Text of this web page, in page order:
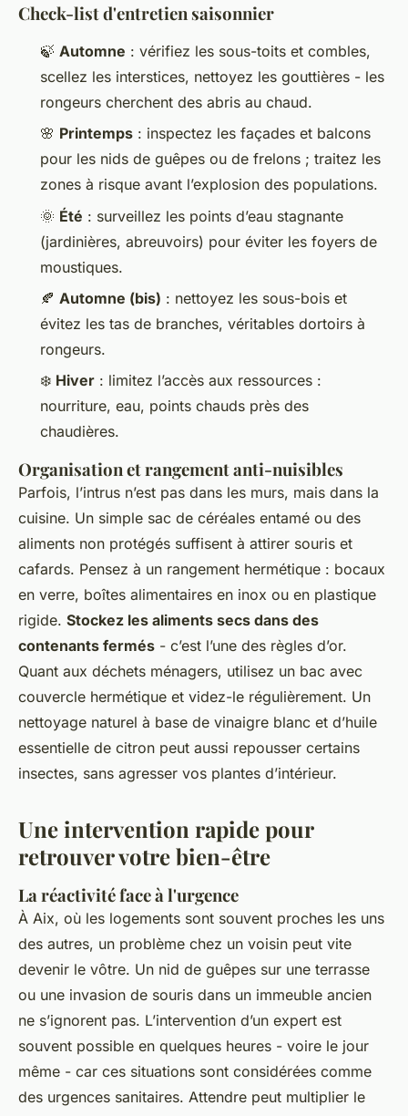
Check-list d'entretien saisonnier
🍃 Automne : vérifiez les sous-toits et combles,
scellez les interstices, nettoyez les gouttières - les
rongeurs cherchent des abris au chaud.
🌸 Printemps : inspectez les façades et balcons
pour les nids de guêpes ou de frelons ; traitez les
zones à risque avant l’explosion des populations.
🌞 Été : surveillez les points d’eau stagnante
(jardinières, abreuvoirs) pour éviter les foyers de
moustiques.
🍂 Automne (bis) : nettoyez les sous-bois et
évitez les tas de branches, véritables dortoirs à
rongeurs.
❄️ Hiver : limitez l’accès aux ressources :
nourriture, eau, points chauds près des
chaudières.
Organisation et rangement anti-nuisibles
Parfois, l’intrus n’est pas dans les murs, mais dans la
cuisine. Un simple sac de céréales entamé ou des
aliments non protégés suffisent à attirer souris et
cafards. Pensez à un rangement hermétique : bocaux
en verre, boîtes alimentaires en inox ou en plastique
rigide. Stockez les aliments secs dans des
contenants fermés - c’est l’une des règles d’or.
Quant aux déchets ménagers, utilisez un bac avec
couvercle hermétique et videz-le régulièrement. Un
nettoyage naturel à base de vinaigre blanc et d’huile
essentielle de citron peut aussi repousser certains
insectes, sans agresser vos plantes d’intérieur.
Une intervention rapide pour
retrouver votre bien-être
La réactivité face à l'urgence
À Aix, où les logements sont souvent proches les uns
des autres, un problème chez un voisin peut vite
devenir le vôtre. Un nid de guêpes sur une terrasse
ou une invasion de souris dans un immeuble ancien
ne s’ignorent pas. L’intervention d’un expert est
souvent possible en quelques heures - voire le jour
même - car ces situations sont considérées comme
des urgences sanitaires. Attendre peut multiplier le